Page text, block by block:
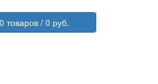
0 товаров / 0 руб.